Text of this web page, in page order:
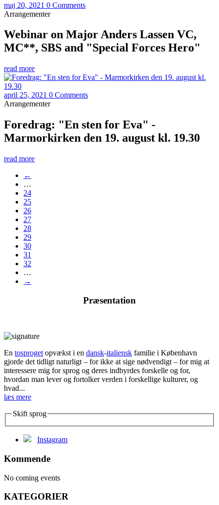
maj 20, 2021 0 Comments
Arrangementer
Webinar on Major Anders Lassen VC,
MC**, SBS and "Special Forces Hero"
read more
april 25, 2021 0 Comments
Arrangementer
Foredrag: "En sten for Eva" -
Marmorkirken den 19. august kl. 19.30
read more
←
…
24
25
26
27
28
29
30
31
32
…
→
Præsentation
En tosproget opvækst i en dansk-italiensk familie i København
gjorde det tidligt naturligt – for ikke at sige nødvendigt – for mig at
interessere mig for sprog og deres indbyrdes forskelle og for,
hvordan man lever og fortolker verden i forskellige kulturer, og
hvad...
læs mere
Skift sprog
Instagram
Kommende
No coming events
KATEGORIER